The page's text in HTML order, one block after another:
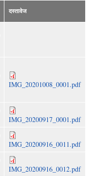
दस्तावेज
IMG_20201008_0001.pdf
IMG_20200917_0001.pdf
IMG_20200916_0011.pdf
IMG_20200916_0012.pdf